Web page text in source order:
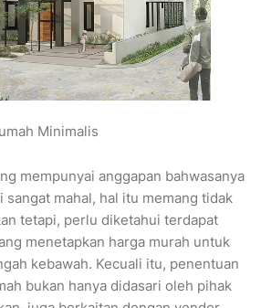
Minimalis
mempunyai anggapan bahwasanya
sangat mahal, hal itu memang tidak
tetapi, perlu diketahui terdapat
menetapkan harga murah untuk
kebawah. Kecuali itu, penentuan
bukan hanya didasari oleh pihak